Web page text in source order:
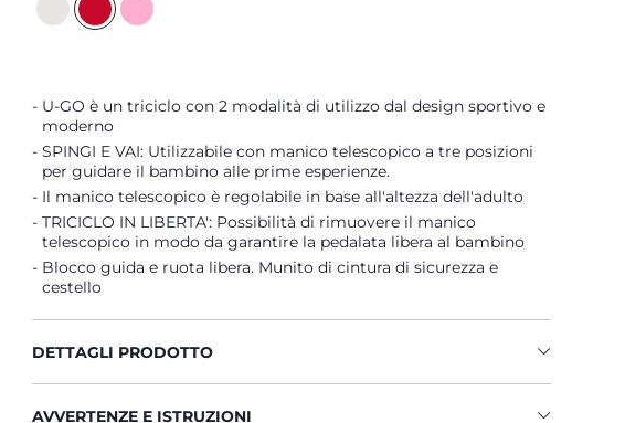
U-GO è un triciclo con 2 modalità di utilizzo dal design sportivo e
moderno
SPINGI E VAI: Utilizzabile con manico telescopico a tre posizioni
per guidare il bambino alle prime esperienze.
Il manico telescopico è regolabile in base all'altezza dell'adulto
TRICICLO IN LIBERTA': Possibilità di rimuovere il manico
telescopico in modo da garantire la pedalata libera al bambino
Blocco guida e ruota libera. Munito di cintura di sicurezza e
cestello
DETTAGLI PRODOTTO
AVVERTENZE E ISTRUZIONI